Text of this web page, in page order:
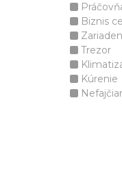
Biznis
Trezor
Kúrenie